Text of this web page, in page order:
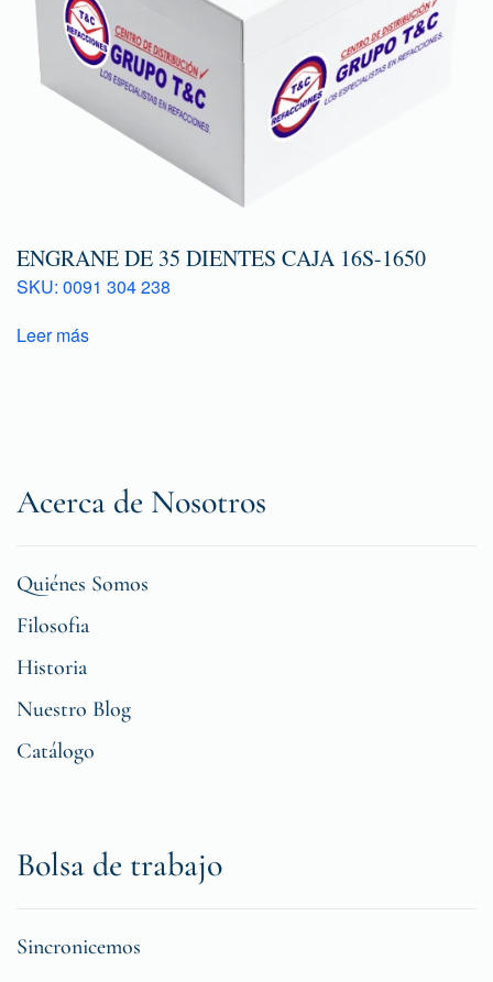
ENGRANE DE 35 DIENTES CAJA 16S-1650
SKU: 0091 304 238
Leer más
Acerca de Nosotros
Quiénes Somos
Filosofia
Historia
Nuestro Blog
Catálogo
Bolsa de trabajo
Sincronicemos